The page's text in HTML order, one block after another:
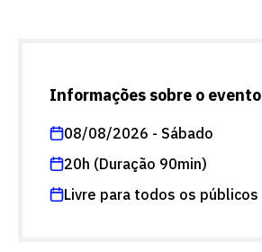
Informações sobre o evento
08/08/2026 - Sábado
20h (Duração 90min)
Livre para todos os públicos